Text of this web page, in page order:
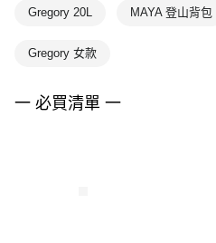
Gregory 20L MAYA 登山背包
Gregory 女款
一 必買清單 一